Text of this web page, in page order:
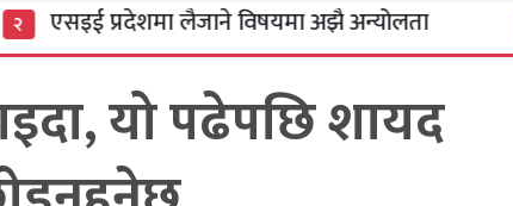
प्रदेशमा लैजाने विषयमा अझै अन्योलता
यो पढेपछि शायद